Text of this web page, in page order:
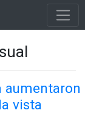
aumentaron
vista